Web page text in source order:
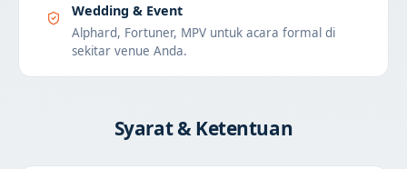
Wedding & Event
Alphard, Fortuner, MPV untuk acara formal di
sekitar venue Anda.
Syarat & Ketentuan